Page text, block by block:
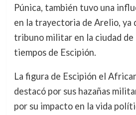
Púnica, también tuvo una
en la trayectoria de Arelio, ya
tribuno militar en la ciudad de
tiempos de Escipión.
La figura de Escipión el
destacó por sus hazañas
por su impacto en la vida